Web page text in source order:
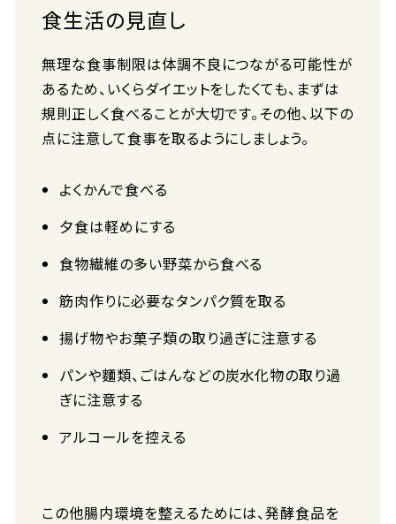
食生活の見直し
無理な食事制限は体調不良につながる可能性が
あるため、いくらダイエットをしたくても、まずは
規則正しく食べることが大切です。その他、以下の
点に注意して食事を取るようにしましょう。
よくかんで食べる
夕食は軽めにする
食物繊維の多い野菜から食べる
筋肉作りに必要なタンパク質を取る
揚げ物やお菓子類の取り過ぎに注意する
パンや麵類、ごはんなどの炭水化物の取り過
ぎに注意する
アルコールを控える
この他腸内環境を整えるためには、発酵食品を